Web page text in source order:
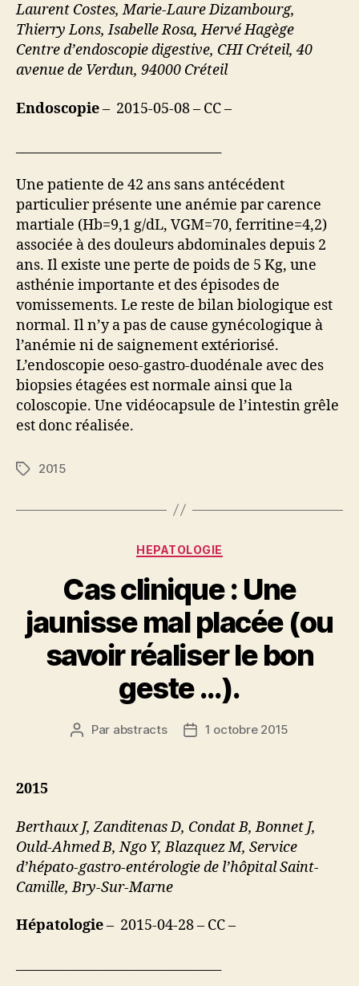
Laurent Costes, Marie-Laure Dizambourg,
Thierry Lons, Isabelle Rosa, Hervé Hagège
Centre d’endoscopie digestive, CHI Créteil, 40
avenue de Verdun, 94000 Créteil
Endoscopie– 2015-05-08 – CC –
Une patiente de 42 ans sans antécédent
particulier présente une anémie par carence
martiale (Hb=9,1 g/dL, VGM=70, ferritine=4,2)
associée à des douleurs abdominales depuis 2
ans. Il existe une perte de poids de 5 Kg, une
asthénie importante et des épisodes de
vomissements. Le reste de bilan biologique est
normal. Il n’y a pas de cause gynécologique à
l’anémie ni de saignement extériorisé.
L’endoscopie oeso-gastro-duodénale avec des
biopsies étagées est normale ainsi que la
coloscopie. Une vidéocapsule de l’intestin grêle
est donc réalisée.
Étiquettes
2015
Catégories
HEPATOLOGIE
Cas clinique : Une
jaunisse mal placée (ou
savoir réaliser le bon
geste …).
Auteur
Par abstracts
Date1 octobre 2015
2015
Berthaux J, Zanditenas D, Condat B, Bonnet J,
Ould-Ahmed B, Ngo Y, Blazquez M, Service
d’hépato-gastro-entérologie de l’hôpital Saint-
Camille, Bry-Sur-Marne
Hépatologie– 2015-04-28 – CC –